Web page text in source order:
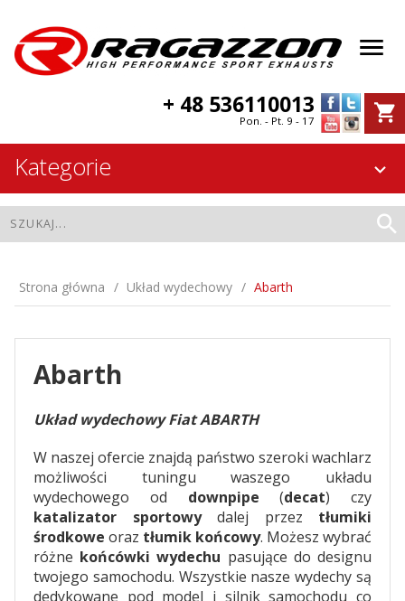
+ 48 536110013
Pon. - Pt. 9 - 17
Kategorie
Strona główna Układ wydechowy Abarth
Abarth
Układ wydechowy Fiat ABARTH
W naszej ofercie znajdą państwo szeroki wachlarz
możliwości tuningu waszego układu
wydechowego od downpipe (decat) czy
katalizator sportowydalej przez tłumiki
środkowe oraz tłumik końcowy. Możesz wybrać
różne końcówki wydechu pasujące do designu
twojego samochodu. Wszystkie nasze wydechy są
dedykowane pod model i silnik samochodu co